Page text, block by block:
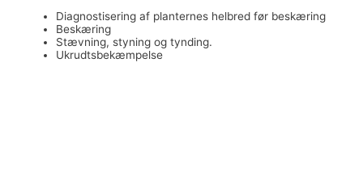
Diagnostisering af planternes helbred før beskæring
Beskæring
Stævning, styning og tynding.
Ukrudtsbekæmpelse